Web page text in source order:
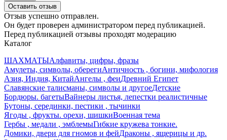
Оставить отзыв
Отзыв успешно отправлен.
Он будет проверен администратором перед публикацией.
Перед публикацией отзывы проходят модерацию
Каталог
ШАХМАТЫАлфавиты, цифры, фразы
Амулеты, символы, оберегиАнтичность , богини, мифология
Азия, Индия, КитайАнгелы , феиДревний Египет
Славянские талисманы, символы и другоеДетские
Бордюры. багетыВайнеры листья, лепестки реалистичные
Бутоны, серединки, пестики , тычинки
Ягоды , фрукты. орехи, шишкиВоенная тема
Гербы , медали , эмблемыГибкие кружева тонкие.
Домики, двери для гномов и фейДраконы , ящерицы и др.